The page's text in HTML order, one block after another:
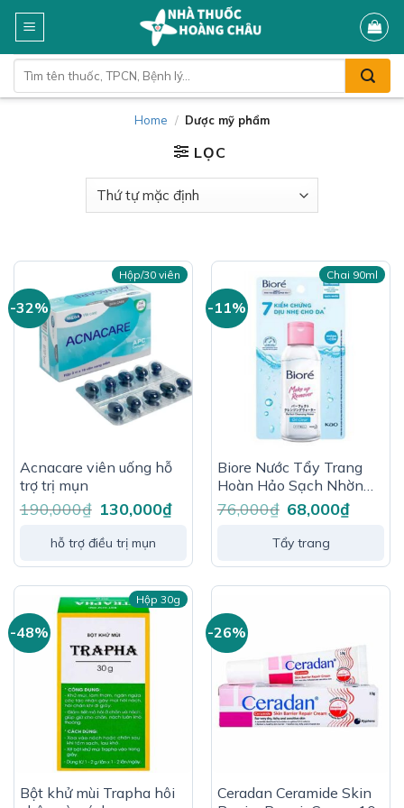
Skip
content
kiếm:
Home / Dược mỹ phẩm
LỌC
-32%
Hộp/30 viên
Acnacare viên uống hỗ
trợ trị mụn
190,000₫ Giá
gốc
190,000₫.
130,000₫Giá
hiện
hỗ trợ điều trị mụn
-11%
Chai 90ml
Biore Nước Tẩy Trang
Hoàn Hảo Sạch Nhờn
90ml
76,000₫ Giá
gốc
76,000₫.
68,000₫Giá
hiện
Tẩy trang
-48%
Hộp 30g
Bột khử mùi Trapha hôi
-26%
Ceradan Ceramide Skin